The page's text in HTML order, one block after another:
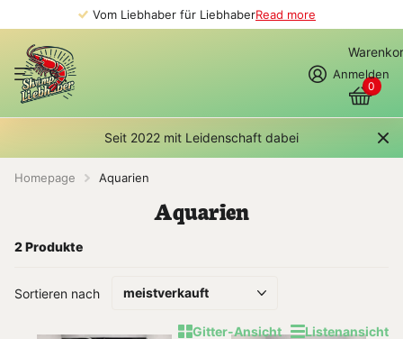
Vom Liebhaber für LiebhaberRead more
Anmelden
0
Seit 2022 mit Leidenschaft dabei
Homepage Aquarien
Aquarien
2 Produkte
Gitter-Ansicht Listenansicht
Sortieren nach